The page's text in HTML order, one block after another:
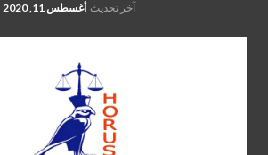
آخر تحديث أغسطس 11, 2020